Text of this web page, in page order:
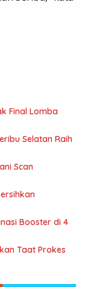
Final Lomba
Selatan Raih
Scan
Booster di 4
Taat Prokes